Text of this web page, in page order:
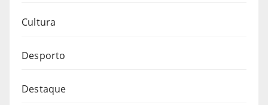
Cultura
Desporto
Destaque